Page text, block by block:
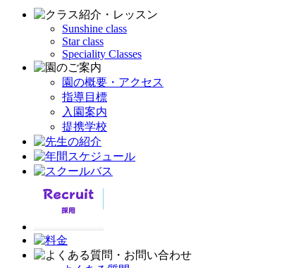
Sunshine class
Star class
Speciality Classes
園の概要・アクセス
指導目標
入園案内
提携学校